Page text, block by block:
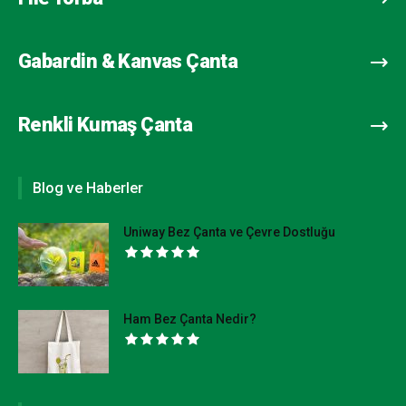
Gabardin & Kanvas Çanta
Renkli Kumaş Çanta
Blog ve Haberler
Uniway Bez Çanta ve Çevre Dostluğu
Ham Bez Çanta Nedir?